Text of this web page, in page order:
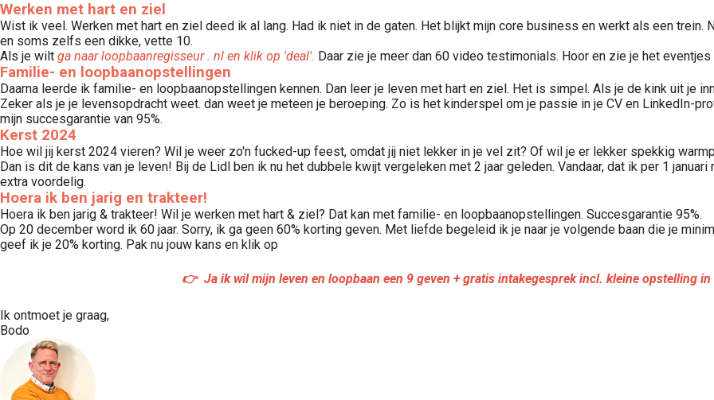
Werken met hart en ziel
Wist ik veel. Werken met hart en ziel deed ik al lang. Had ik niet in de gaten. Het blijkt mijn core business en werkt als een trein.
en soms zelfs een dikke, vette 10.
Als je wilt ga naar loopbaanregisseur . nl en klik op 'deal'. Daar zie je meer dan 60 video testimonials. Hoor en zie je het eventjes
Familie- en loopbaanopstellingen
Daarna leerde ik familie- en loopbaanopstellingen kennen. Dan leer je leven met hart en ziel. Het is simpel. Als je de kink uit je
Zeker als je je levensopdracht weet. dan weet je meteen je beroeping. Zo is het kinderspel om je passie in je CV en LinkedIn-
mijn succesgarantie van 95%.
Kerst 2024
Hoe wil jij kerst 2024 vieren? Wil je weer zo'n fucked-up feest, omdat jij niet lekker in je vel zit? Of wil je er lekker spekkig
Dan is dit de kans van je leven! Bij de Lidl ben ik nu het dubbele kwijt vergeleken met 2 jaar geleden. Vandaar, dat ik per 1
extra voordelig.
Hoera ik ben jarig en trakteer!
Hoera ik ben jarig & trakteer! Wil je werken met hart & ziel? Dat kan met familie- en loopbaanopstellingen. Succesgarantie 95%.
Op 20 december word ik 60 jaar. Sorry, ik ga geen 60% korting geven. Met liefde begeleid ik je naar je volgende baan die je
geef ik je 20% korting. Pak nu jouw kans en klik op
👉 Ja ik wil mijn leven en loopbaan een 9 geven + gratis intakegesprek incl. kleine opstelling
Ik ontmoet je graag,
Bodo